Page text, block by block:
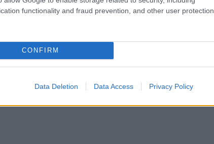
functionality and fraud prevention, and other user protection.
CONFIRM
Data Deletion Data Access Privacy Policy